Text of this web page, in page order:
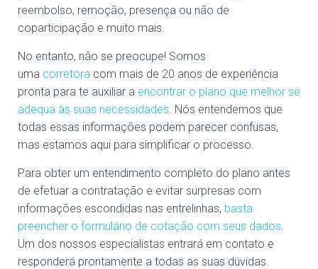
reembolso, remoção, presença ou não de
coparticipação e muito mais.
No entanto, não se preocupe! Somos
uma corretora com mais de 20 anos de experiência
pronta para te auxiliar a encontrar o plano que melhor se
adequa às suas necessidades. Nós entendemos que
todas essas informações podem parecer confusas,
mas estamos aqui para simplificar o processo.
Para obter um entendimento completo do plano antes
de efetuar a contratação e evitar surpresas com
informações escondidas nas entrelinhas, basta
preencher o formulário de cotação com seus dados.
Um dos nossos especialistas entrará em contato e
responderá prontamente a todas as suas dúvidas.